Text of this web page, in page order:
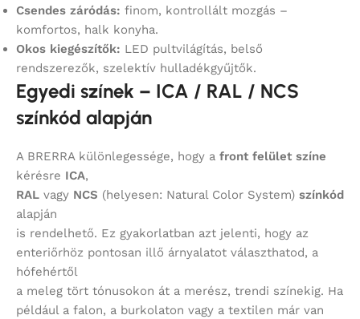
Csendes záródás: finom, kontrollált mozgás –
komfortos, halk konyha.
Okos kiegészítők: LED pultvilágítás, belső
rendszerezők, szelektív hulladékgyűjtők.
Egyedi színek – ICA / RAL / NCS
színkód alapján
A BRERRA különlegessége, hogy a front felület színe
kérésre ICA,
RAL vagy NCS (helyesen: Natural Color System) színkód
alapján
is rendelhető. Ez gyakorlatban azt jelenti, hogy az
enteriőrhöz pontosan illő árnyalatot választhatod, a
hófehértől
a meleg tört tónusokon át a merész, trendi színekig. Ha
például a falon, a burkolaton vagy a textilen már van